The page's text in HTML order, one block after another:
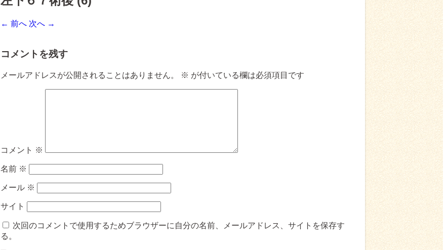
← 前へ 次へ →
コメントを残す
メールアドレスが公開されることはありません。 ※ が付いている欄は必須項目です
コメント ※
名前 ※
メール ※
サイト
次回のコメントで使用するためブラウザーに自分の名前、メールアドレス、サイトを保存す
る。